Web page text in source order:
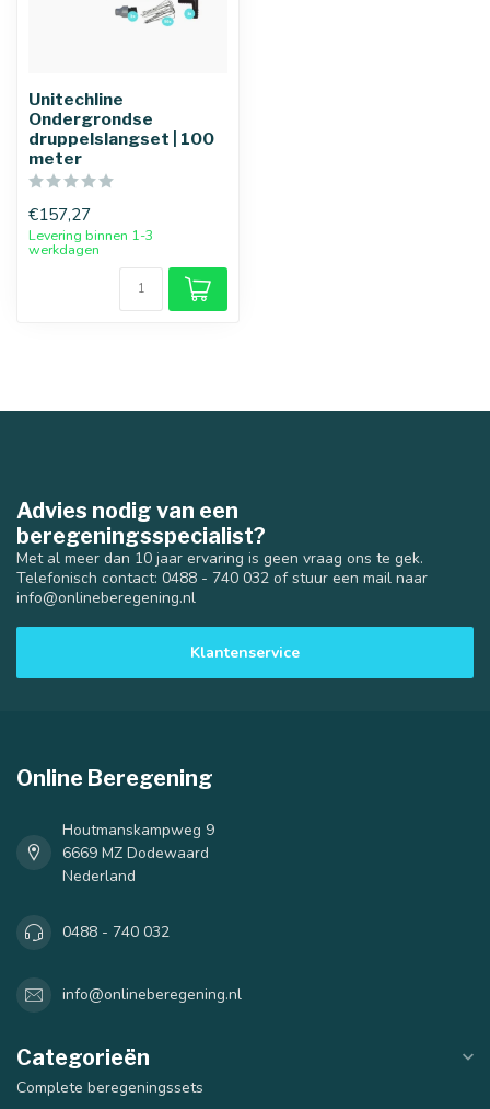
Unitechline
Ondergrondse
druppelslangset | 100
meter
€157,27
Levering binnen 1-3
werkdagen
Advies nodig van een
beregeningsspecialist?
Met al meer dan 10 jaar ervaring is geen vraag ons te gek.
Telefonisch contact: 0488 - 740 032 of stuur een mail naar
info@onlineberegening.nl
Klantenservice
Online Beregening
Houtmanskampweg 9
6669 MZ Dodewaard
Nederland
0488 - 740 032
info@onlineberegening.nl
Categorieën
Complete beregeningssets